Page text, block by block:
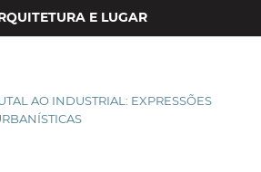
E LUGAR
AO INDUSTRIAL: EXPRESSÕES